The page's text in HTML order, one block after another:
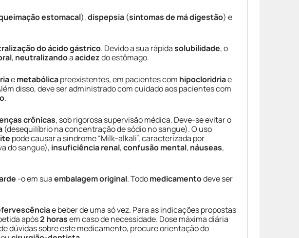
estomacal),dispepsia (sintomas de má digestão) e
do ácido gástrico. Devido a sua rápidasolubilidade, o
, neutralizandoaacidezdo estômago.
emetabólicapreexistentes, em pacientes com hipocloridriae
disso, deve ser administrado com cuidado aos pacientes com
.
crônicas, sob rigorosa supervisão médica. Deve-se evitar o
(desequilíbrio na concentração de sódio no sangue). O uso
pode causar a síndrome “Milk-alkali”, caracterizada por
do sangue), insuficiência renal,confusão mental, náuseas,
-o em suaembalagem original. Todomedicamentodeve ser
e beber de uma só vez. Para as indicações propostas
após2 horasem caso de necessidade. Dose máxima diária
dúvidas sobre este medicamento, procure orientação do